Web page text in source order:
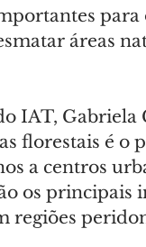
áreas
IAT, Gabriela
florestais é o
a centros
os principais
regiões